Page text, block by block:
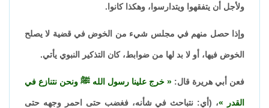
ولأجل أن يتفقهوا ويتدارسوا، وهكذا كانوا.
وإذا حصل منهم في مجلس شيء من الخوض في قضية لا يصلح
الخوض فيها، أو لا بد لها من ضوابط، كان التذكير النبوي يأتي.
فعن أبي هريرة قال: خرج علينا رسول الله ﷺ ونحن نتنازع في
القدر ، (أي: نتباحث في شأنه، فغضب حتى احمر وجهه حتى